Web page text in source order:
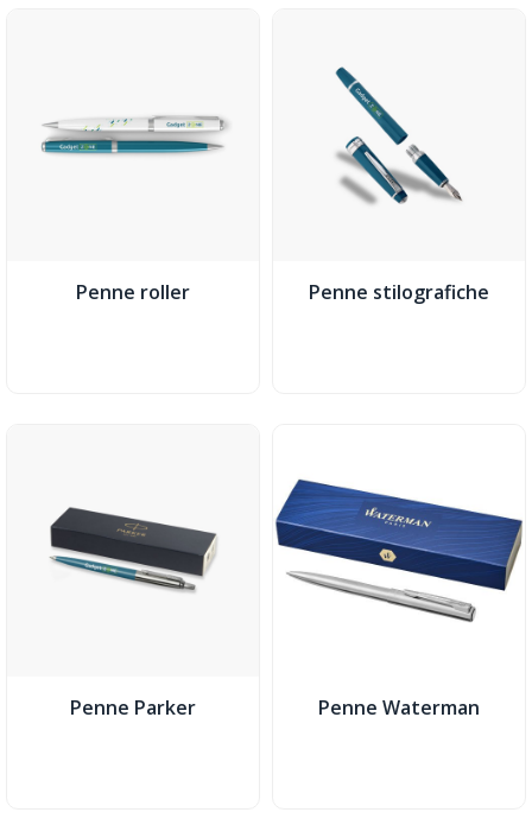
Penne roller Penne stilografiche
Penne Parker Penne Waterman